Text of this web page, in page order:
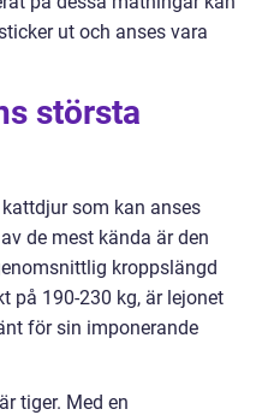
ut och anses vara
största
som kan anses
de mest kända är den
kroppslängd
på 190-230 kg, är lejonet
för sin imponerande
tiger. Med en